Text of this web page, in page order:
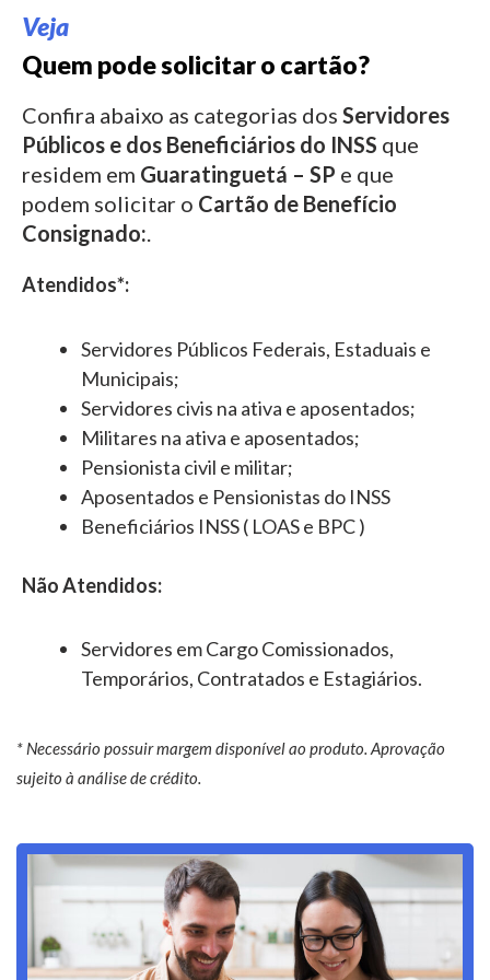
Veja
Quem pode solicitar o cartão?
Confira abaixo as categorias dos Servidores
Públicos e dos Beneficiários do INSS que
residem em Guaratinguetá – SP e que
podem solicitar o Cartão de Benefício
Consignado:.
Atendidos*:
Servidores Públicos Federais, Estaduais e
Municipais;
Servidores civis na ativa e aposentados;
Militares na ativa e aposentados;
Pensionista civil e militar;
Aposentados e Pensionistas do INSS
Beneficiários INSS ( LOAS e BPC )
Não Atendidos:
Servidores em Cargo Comissionados,
Temporários, Contratados e Estagiários.
* Necessário possuir margem disponível ao produto. Aprovação
sujeito à análise de crédito.